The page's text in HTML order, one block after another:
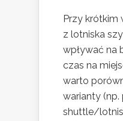
Przy krótkim
z lotniska
wpływać na
czas na
warto
warianty (np.
shuttle/